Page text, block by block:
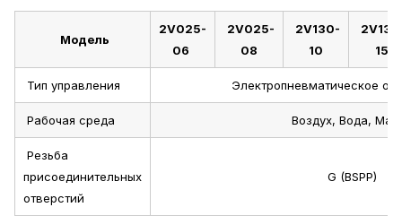
Модель
2V025-
06
2V025-
08
2V130-
10
15
Тип управления Электропневматическое
Рабочая среда Воздух, Вода,
Резьба
присоединительных
отверстий
G (BSPP)